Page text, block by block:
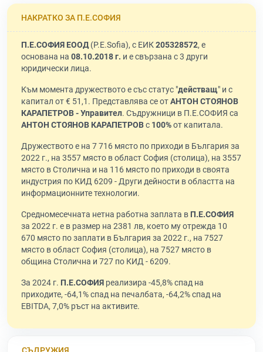
НАКРАТКО ЗА П.Е.СОФИЯ
П.Е.СОФИЯ ЕООД(P.E.Sofia), с ЕИК205328572, е
основана на 08.10.2018 г. и е свързана с 3 други
юридически лица.
Към момента дружеството е със статус "действащ" и с
капитал от € 51,1. Представлява се отАНТОН СТОЯНОВ
КАРАПЕТРОВ - Управител. Съдружници в П.Е.СОФИЯ са
АНТОН СТОЯНОВ КАРАПЕТРОВс 100%от капитала.
Дружеството е на 7 716 място по приходи в България за
2022 г., на 3557 място в област София (столица), на 3557
място в Столична и на 116 място по приходи в своята
индустрия по КИД 6209 - Други дейности в областта на
информационните технологии.
Средномесечната нетна работна заплата в П.Е.СОФИЯ
за 2022 г. е в размер на 2381 лв, което му отрежда 10
670 място по заплати в България за 2022 г., на 7527
място в област София (столица), на 7527 място в
община Столична и 727 по КИД - 6209.
За 2024 г. П.Е.СОФИЯ реализира -45,8% спад на
приходите, -64,1% спад на печалбата, -64,2% спад на
EBITDA, 7,0% ръст на активите.